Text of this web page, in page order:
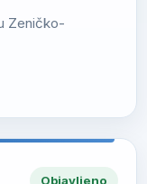
Zeničko-
Objavljeno